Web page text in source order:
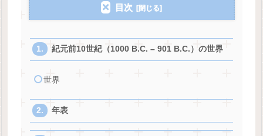
目次
紀元前10世紀（1000 B.C. – 901 B.C.）の世界
世界
年表